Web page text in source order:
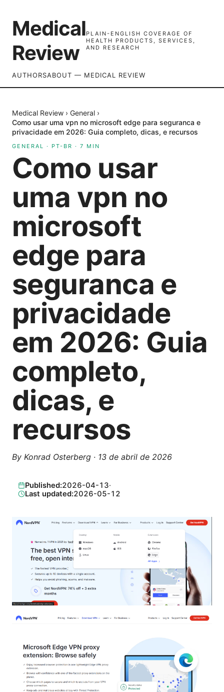
Medical
Review
PLAIN-ENGLISH COVERAGE OF
HEALTH PRODUCTS, SERVICES,
AND RESEARCH
AUTHORSABOUT — MEDICAL REVIEW
Medical Review › General ›
Como usar uma vpn no microsoft edge para seguranca e
privacidade em 2026: Guia completo, dicas, e recursos
GENERAL · PT-BR · 7 MIN
Como usar
uma vpn no
microsoft
edge para
seguranca e
privacidade
em 2026: Guia
completo,
dicas, e
recursos
By Konrad Osterberg · 13 de abril de 2026
Published:2026-04-13·
Last updated:2026-05-12